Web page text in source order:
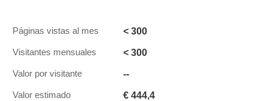
Páginas vistas al mes < 300
Visitantes mensuales < 300
Valor por visitante --
Valor estimado € 444,4